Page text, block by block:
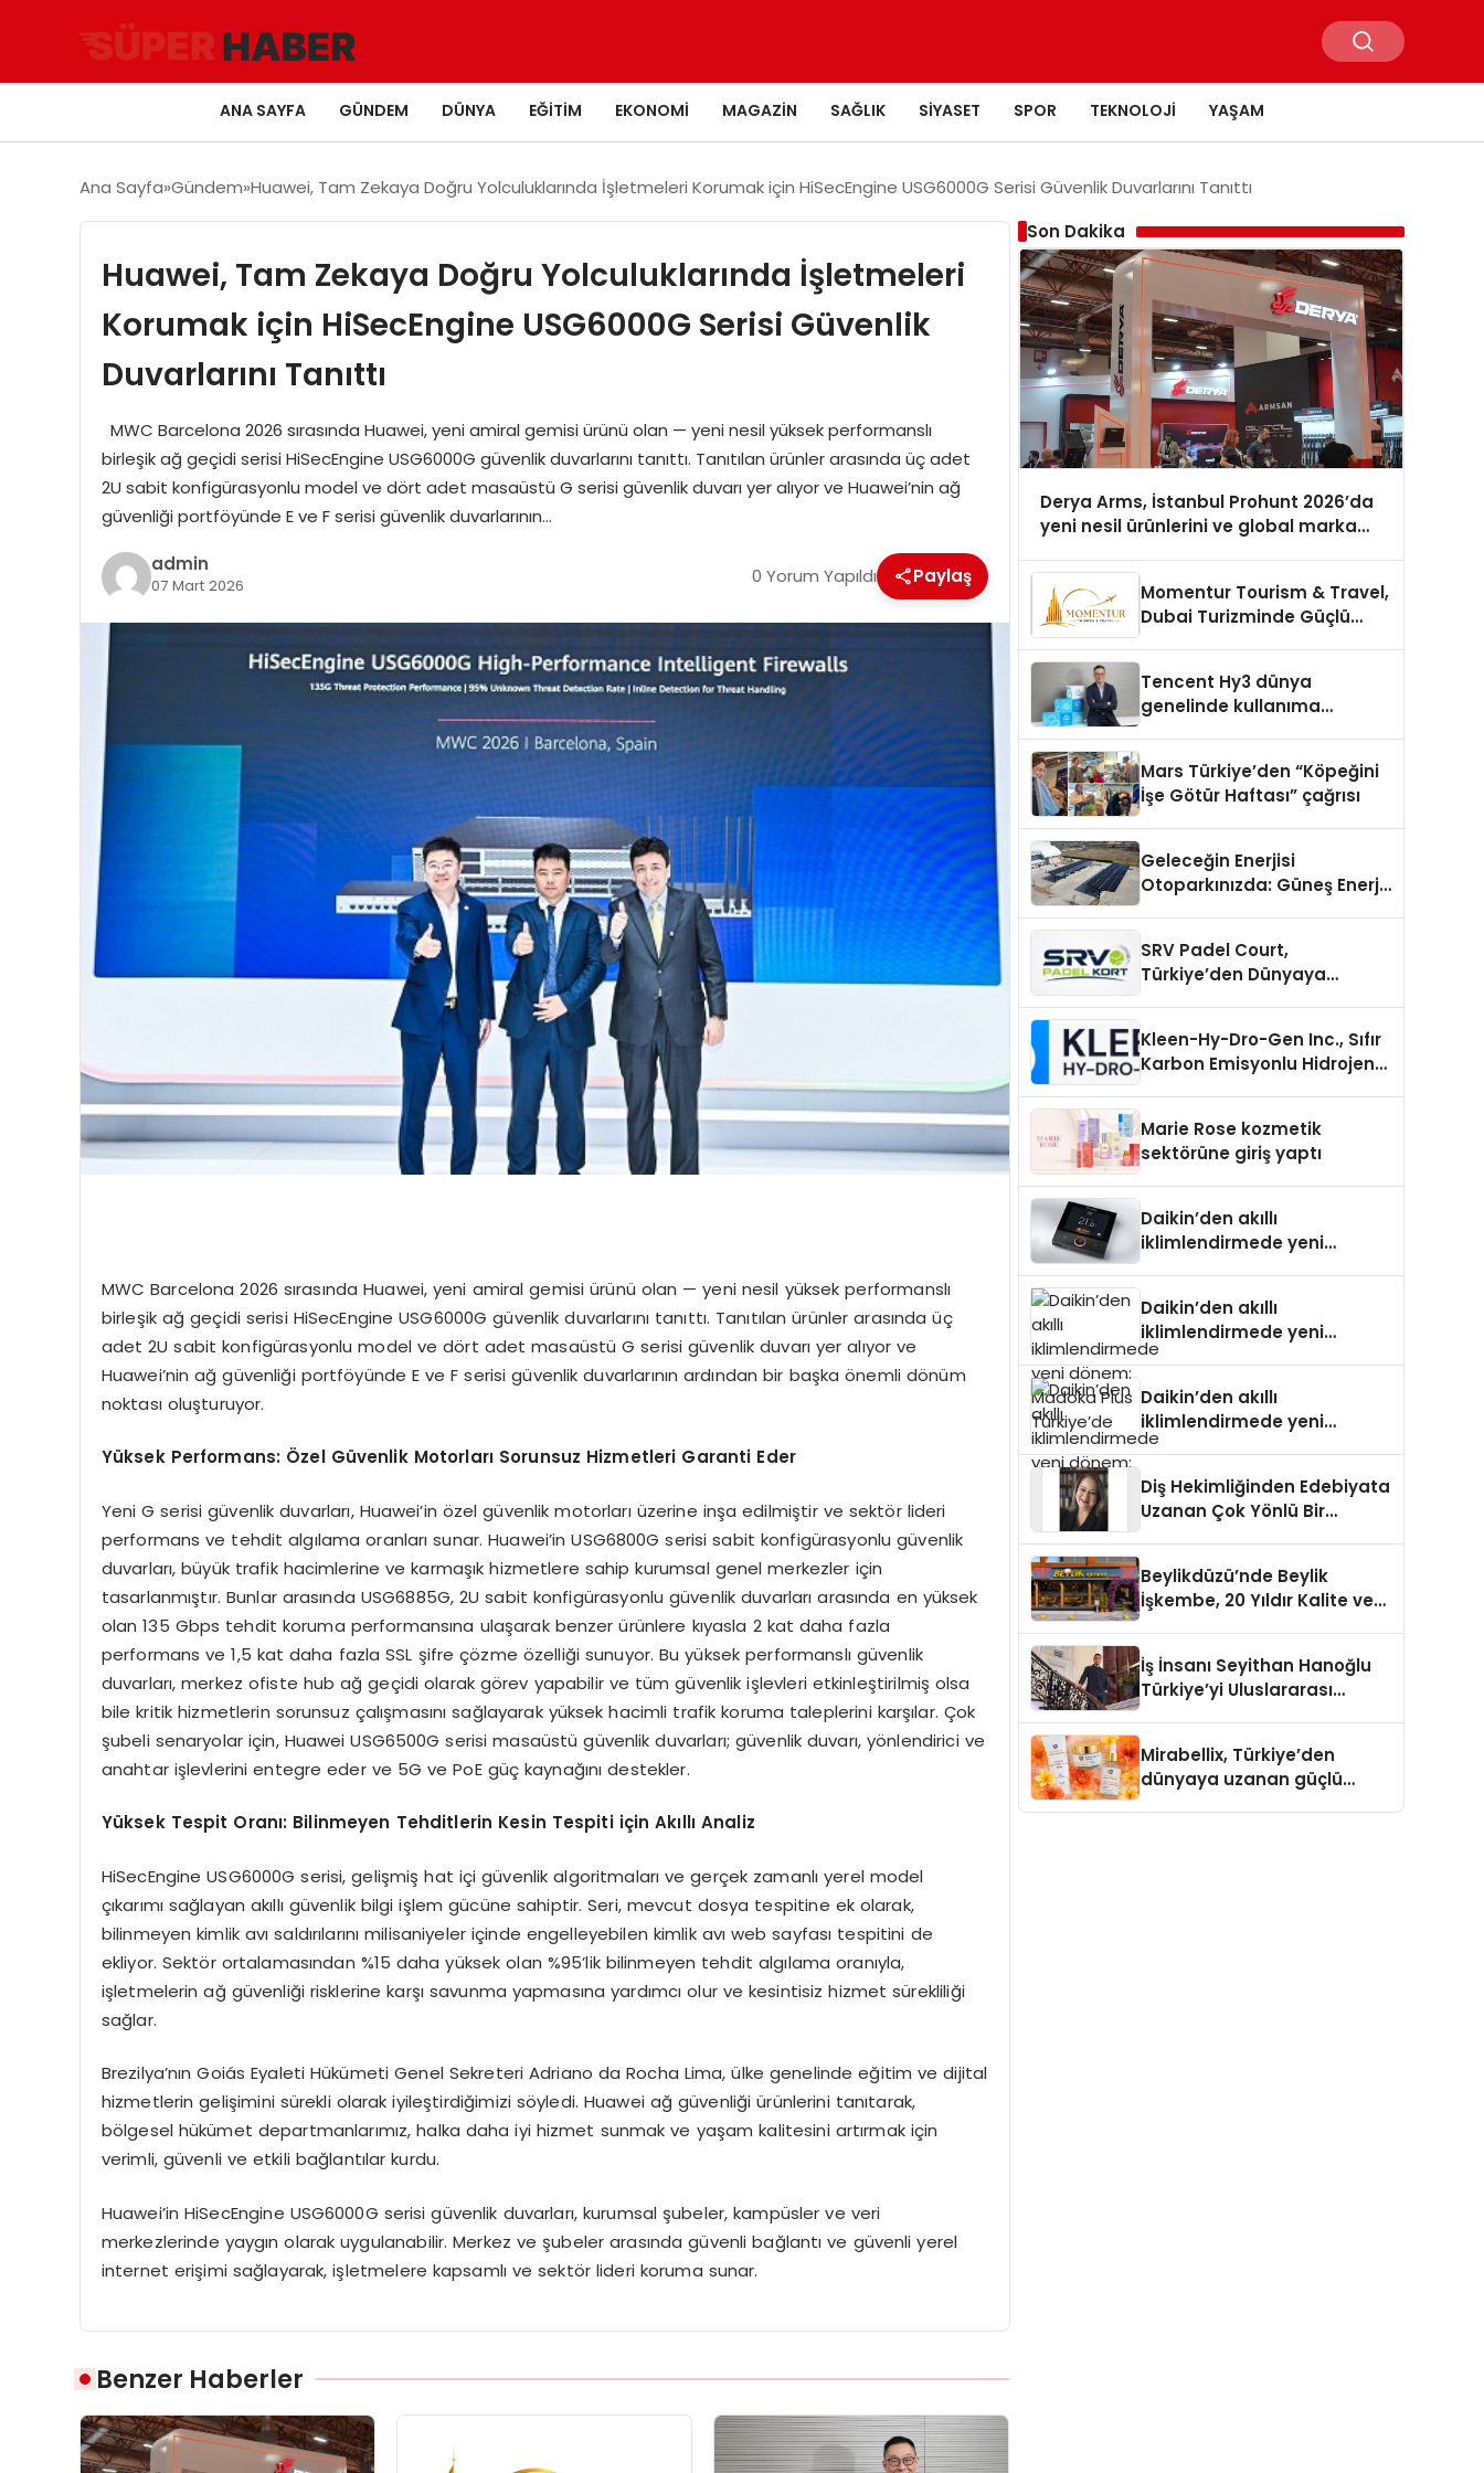
ANA SAYFA GÜNDEM DÜNYA EĞITIM EKONOMI MAGAZIN SAĞLIK SIYASET SPOR TEKNOLOJI YAŞAM
Ana Sayfa Gündem Huawei, Tam Zekaya Doğru Yolculuklarında İşletmeleri Korumak için HiSecEngine USG6000G Serisi Güvenlik Duvarlarını Tanıttı
Huawei, Tam Zekaya Doğru Yolculuklarında İşletmeleri
Korumak için HiSecEngine USG6000G Serisi Güvenlik
Duvarlarını Tanıttı
MWC Barcelona 2026 sırasında Huawei, yeni amiral gemisi ürünü olan — yeni nesil yüksek performanslı
birleşik ağ geçidi serisi HiSecEngine USG6000G güvenlik duvarlarını tanıttı. Tanıtılan ürünler arasında üç adet
2U sabit konfigürasyonlu model ve dört adet masaüstü G serisi güvenlik duvarı yer alıyor ve Huawei’nin ağ
güvenliği portföyünde E ve F serisi güvenlik duvarlarının…
admin
07 Mart 2026 0 Yorum Yapıldı Paylaş
MWC Barcelona 2026 sırasında Huawei, yeni amiral gemisi ürünü olan — yeni nesil yüksek performanslı
birleşik ağ geçidi serisi HiSecEngine USG6000G güvenlik duvarlarını tanıttı. Tanıtılan ürünler arasında üç
adet 2U sabit konfigürasyonlu model ve dört adet masaüstü G serisi güvenlik duvarı yer alıyor ve
Huawei’nin ağ güvenliği portföyünde E ve F serisi güvenlik duvarlarının ardından bir başka önemli dönüm
noktası oluşturuyor.
Yüksek Performans: Özel Güvenlik Motorları Sorunsuz Hizmetleri Garanti Eder
Yeni G serisi güvenlik duvarları, Huawei’in özel güvenlik motorları üzerine inşa edilmiştir ve sektör lideri
performans ve tehdit algılama oranları sunar. Huawei’in USG6800G serisi sabit konfigürasyonlu güvenlik
duvarları, büyük trafik hacimlerine ve karmaşık hizmetlere sahip kurumsal genel merkezler için
tasarlanmıştır. Bunlar arasında USG6885G, 2U sabit konfigürasyonlu güvenlik duvarları arasında en yüksek
olan 135 Gbps tehdit koruma performansına ulaşarak benzer ürünlere kıyasla 2 kat daha fazla
performans ve 1,5 kat daha fazla SSL şifre çözme özelliği sunuyor. Bu yüksek performanslı güvenlik
duvarları, merkez ofiste hub ağ geçidi olarak görev yapabilir ve tüm güvenlik işlevleri etkinleştirilmiş olsa
bile kritik hizmetlerin sorunsuz çalışmasını sağlayarak yüksek hacimli trafik koruma taleplerini karşılar. Çok
şubeli senaryolar için, Huawei USG6500G serisi masaüstü güvenlik duvarları; güvenlik duvarı, yönlendirici ve
anahtar işlevlerini entegre eder ve 5G ve PoE güç kaynağını destekler.
Yüksek Tespit Oranı: Bilinmeyen Tehditlerin Kesin Tespiti için Akıllı Analiz
HiSecEngine USG6000G serisi, gelişmiş hat içi güvenlik algoritmaları ve gerçek zamanlı yerel model
çıkarımı sağlayan akıllı güvenlik bilgi işlem gücüne sahiptir. Seri, mevcut dosya tespitine ek olarak,
bilinmeyen kimlik avı saldırılarını milisaniyeler içinde engelleyebilen kimlik avı web sayfası tespitini de
ekliyor. Sektör ortalamasından %15 daha yüksek olan %95’lik bilinmeyen tehdit algılama oranıyla,
işletmelerin ağ güvenliği risklerine karşı savunma yapmasına yardımcı olur ve kesintisiz hizmet sürekliliği
sağlar.
Brezilya’nın Goiás Eyaleti Hükümeti Genel Sekreteri Adriano da Rocha Lima, ülke genelinde eğitim ve dijital
hizmetlerin gelişimini sürekli olarak iyileştirdiğimizi söyledi. Huawei ağ güvenliği ürünlerini tanıtarak,
bölgesel hükümet departmanlarımız, halka daha iyi hizmet sunmak ve yaşam kalitesini artırmak için
verimli, güvenli ve etkili bağlantılar kurdu.
Huawei’in HiSecEngine USG6000G serisi güvenlik duvarları, kurumsal şubeler, kampüsler ve veri
merkezlerinde yaygın olarak uygulanabilir. Merkez ve şubeler arasında güvenli bağlantı ve güvenli yerel
internet erişimi sağlayarak, işletmelere kapsamlı ve sektör lideri koruma sunar.
Benzer Haberler
Son Dakika
Derya Arms, İstanbul Prohunt 2026’da
yeni nesil ürünlerini ve global marka
Momentur Tourism & Travel,
Dubai Turizminde Güçlü
Tencent Hy3 dünya
genelinde kullanıma
Mars Türkiye’den “Köpeğini
İşe Götür Haftası” çağrısı
Geleceğin Enerjisi
Otoparkınızda: Güneş Enerjili
SRV Padel Court,
Türkiye’den Dünyaya
Kleen-Hy-Dro-Gen Inc., Sıfır
Karbon Emisyonlu Hidrojen
Aldı
Marie Rose kozmetik
sektörüne giriş yaptı
Daikin’den akıllı
iklimlendirmede yeni
Daikin’den akıllı
iklimlendirmede yeni
dönem: Madoka Plus
Daikin’den akıllı
iklimlendirmede yeni
dönem: Madoka Plus
Diş Hekimliğinden Edebiyata
Uzanan Çok Yönlü Bir
Beylikdüzü’nde Beylik
İşkembe, 20 Yıldır Kalite ve
İş İnsanı Seyithan Hanoğlu
Türkiye’yi Uluslararası
Mirabellix, Türkiye’den
dünyaya uzanan güçlü